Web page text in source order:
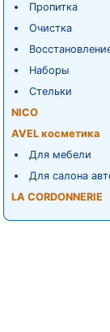
Пропитка
Очистка
Наборы
Стельки
NICO
AVEL косметика
Для мебели
Для салона
LA CORDONNERIE